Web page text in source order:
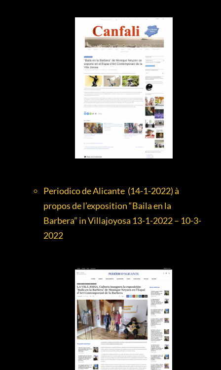
Periodico de Alicante (14-1-2022) à
propos de l’exposition “Baila en la
Barbera” in Villajoyosa 13-1-2022 – 10-3-
2022